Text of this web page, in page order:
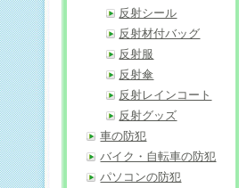
反射シール
反射材付バッグ
反射服
反射傘
反射レインコート
反射グッズ
車の防犯
バイク・自転車の防犯
パソコンの防犯